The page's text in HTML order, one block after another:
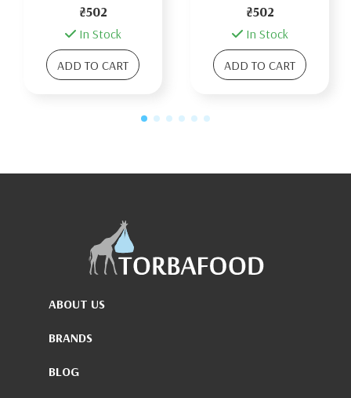
₴502
In Stock
ADD TO CART
₴502
In Stock
ADD TO CART
ABOUT US
BRANDS
BLOG